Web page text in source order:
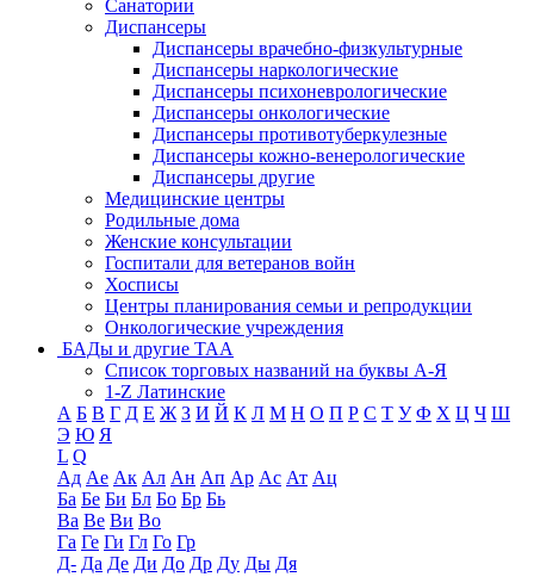
Санатории
Диспансеры
Диспансеры врачебно-физкультурные
Диспансеры наркологические
Диспансеры психоневрологические
Диспансеры онкологические
Диспансеры противотуберкулезные
Диспансеры кожно-венерологические
Диспансеры другие
Медицинские центры
Родильные дома
Женские консультации
Госпитали для ветеранов войн
Хосписы
Центры планирования семьи и репродукции
Онкологические учреждения
БАДы и другие ТАА
Список торговых названий на буквы А-Я
1-Z Латинские
А Б В Г Д Е Ж З И Й К Л М Н О П Р С Т У Ф Х Ц Ч Ш
Э Ю Я
L Q
Ад Ае Ак Ал Ан Ап Ар Ас Ат Ац
Ба Бе Би Бл Бо Бр Бь
Ва Ве Ви Во
Га Ге Ги Гл Го Гр
Д- Да Де Ди До Др Ду Ды Дя